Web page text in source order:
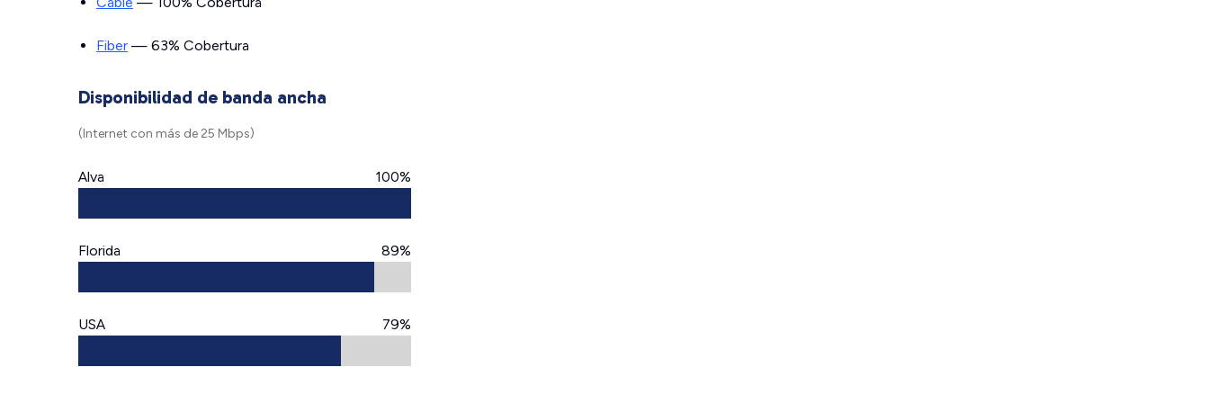
Fiber — 63% Cobertura
Disponibilidad de banda ancha
(Internet con más de 25 Mbps)
Alva 100%
Florida 89%
USA 79%